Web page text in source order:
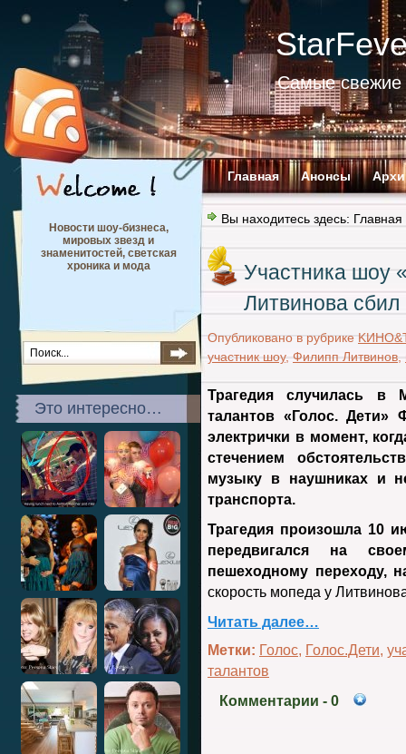
Самые свежие
Главная Анонсы
Новости шоу-бизнеса,
мировых звезд и
знаменитостей, светская
хроника и мода
Это интересно…
Вы находитесь здесь: Главная
Участника шоу
Литвинова сбил
Опубликовано в рубрике
участник шоу, Филипп Литвинов
Трагедия случилась в
талантов «Голос.
электрички в момент,
стечением
музыку в наушниках и
транспорта.
Трагедия произошла 10
передвигался на
пешеходному переходу,
скорость мопеда у
Читать далее…
Метки: Голос, Голос.Дети,
талантов
Комментарии - 0